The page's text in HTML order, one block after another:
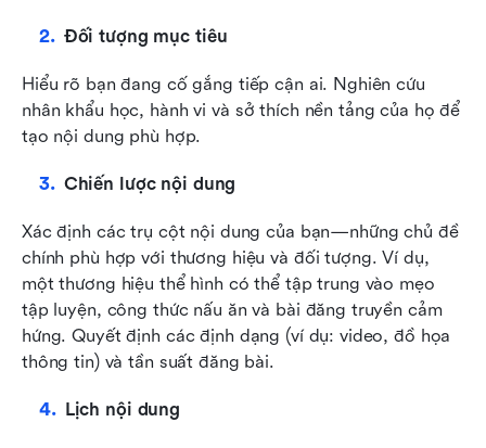
Đối tượng mục tiêu
Hiểu rõ bạn đang cố gắng tiếp cận ai. Nghiên cứu
nhân khẩu học, hành vi và sở thích nền tảng của họ để
tạo nội dung phù hợp.
Chiến lược nội dung
Xác định các trụ cột nội dung của bạn—những chủ đề
chính phù hợp với thương hiệu và đối tượng. Ví dụ,
một thương hiệu thể hình có thể tập trung vào mẹo
tập luyện, công thức nấu ăn và bài đăng truyền cảm
hứng. Quyết định các định dạng (ví dụ: video, đồ họa
thông tin) và tần suất đăng bài.
Lịch nội dung